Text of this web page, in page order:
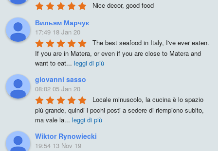
Nice decor, good food
Вильям Марчук
17:49 18 Jan 20
The best seafood in Italy, I've ever eaten.
If you are in Matera, or even if you are close to Matera and
want to eat... leggi di più
giovanni sasso
08:02 05 Jan 20
Locale minuscolo, la cucina è lo spazio
più grande, quindi i pochi posti a sedere di riempiono subito,
ma vale la... leggi di più
Wiktor Rynowiecki
19:54 13 Nov 19